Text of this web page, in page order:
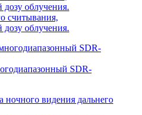
считывания,
облучения.
SDR-